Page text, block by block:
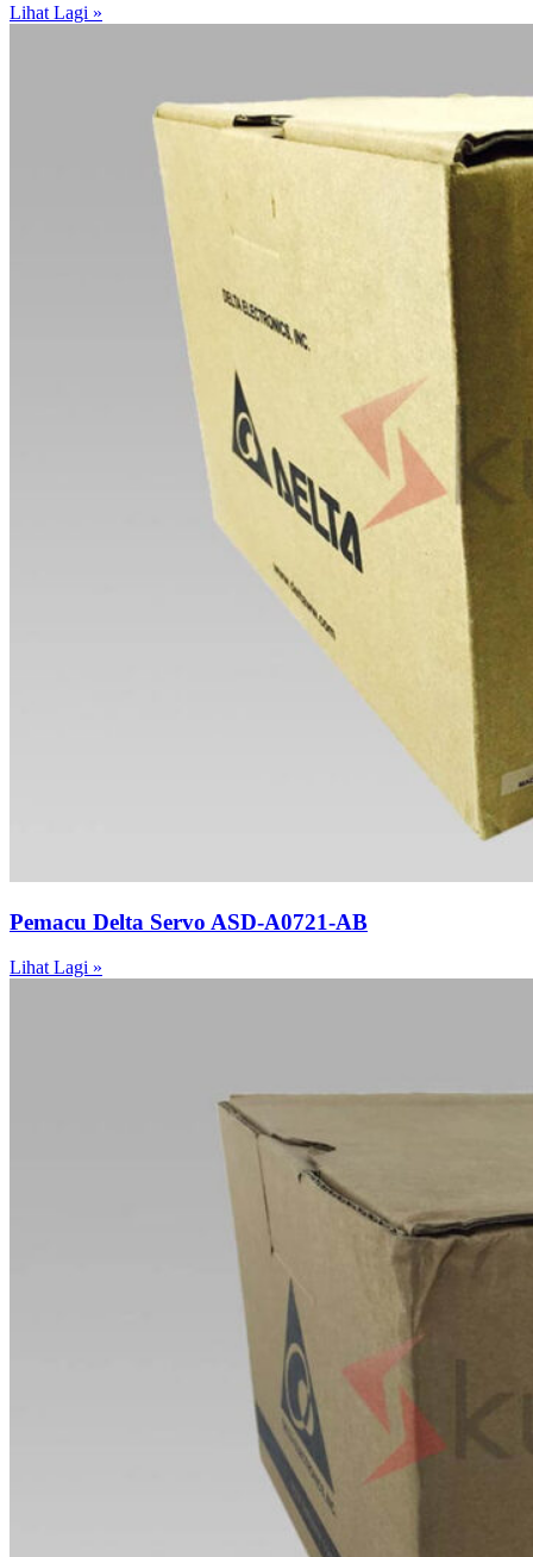
Lihat Lagi »
Pemacu Delta Servo ASD-A0721-AB
Lihat Lagi »